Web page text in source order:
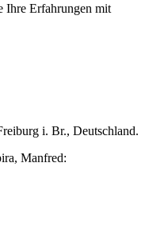
Ihre Erfahrungen mit
i. Br., Deutschland.
Manfred: